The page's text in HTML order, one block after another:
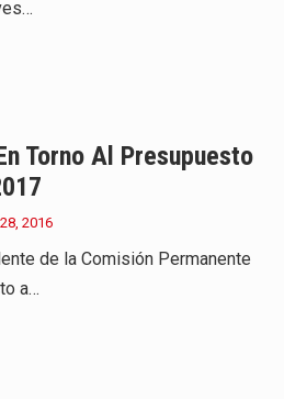
Torno Al Presupuesto
2016
de la Comisión Permanente
a…